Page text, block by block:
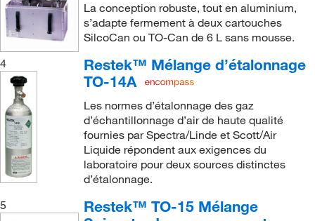
La conception robuste, tout en aluminium,
s’adapte fermement à deux cartouches
SilcoCan ou TO-Can de 6 L sans mousse.
4
Restek™ Mélange d’étalonnage
TO-14A
Les normes d’étalonnage des gaz
d’échantillonnage d’air de haute qualité
fournies par Spectra/Linde et Scott/Air
Liquide répondent aux exigences du
laboratoire pour deux sources distinctes
d’étalonnage.
5
Restek™ TO-15 Mélange